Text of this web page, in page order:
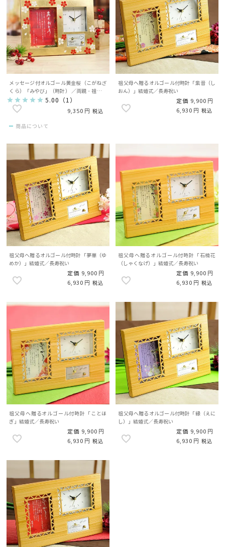
メッセージ付オルゴール黄金桜（こがねざ
くら）「みやび」（時計） ／両親・祖父母
へプレゼント
5.00 （ 1 ）
9,350 税込
商品について
祖父母へ贈るオルゴール付時計「紫音（し
おん）」結婚式／長寿祝い
定価 9,900
6,930
税込
祖父母へ贈るオルゴール付時計「夢華（ゆ
めか）」結婚式／長寿祝い
定価 9,900
6,930
税込
祖父母へ贈るオルゴール付時計「石楠花
（しゃくなげ）」結婚式／長寿祝い
定価 9,900
6,930
税込
祖父母へ贈るオルゴール付時計「ことほ
ぎ」結婚式／長寿祝い
定価 9,900
6,930
税込
祖父母へ贈るオルゴール付時計「縁（えに
し）」結婚式／長寿祝い
定価 9,900
6,930
税込